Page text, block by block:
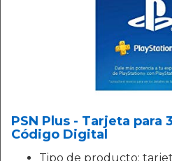
PSN Plus - Tarjeta para
Código Digital
Tipo de producto: